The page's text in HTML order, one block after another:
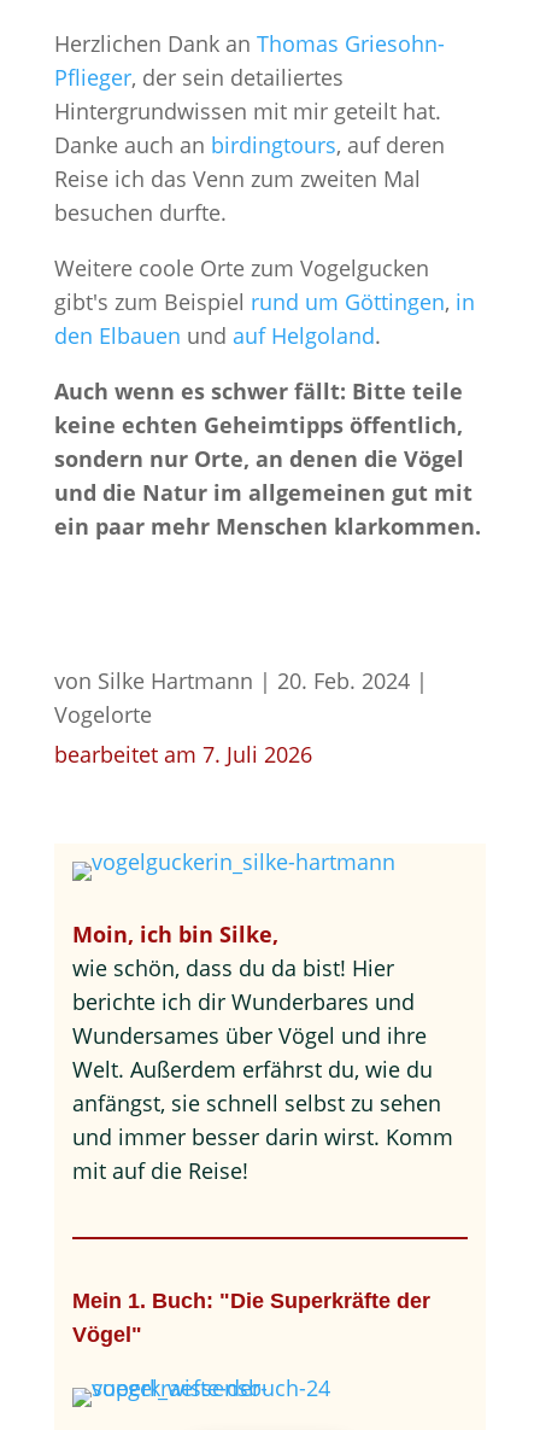
Herzlichen Dank an Thomas Griesohn-
Pflieger, der sein detailiertes
Hintergrundwissen mit mir geteilt hat.
Danke auch an birdingtours, auf deren
Reise ich das Venn zum zweiten Mal
besuchen durfte.
Weitere coole Orte zum Vogelgucken
gibt's zum Beispiel rund um Göttingen, in
den Elbauen und auf Helgoland.
Auch wenn es schwer fällt: Bitte teile
keine echten Geheimtipps öffentlich,
sondern nur Orte, an denen die Vögel
und die Natur im allgemeinen gut mit
ein paar mehr Menschen klarkommen.
von Silke Hartmann | 20. Feb. 2024|
Vogelorte
bearbeitet am 7. Juli 2026
Moin, ich bin Silke,
wie schön, dass du da bist! Hier
berichte ich dir Wunderbares und
Wundersames über Vögel und ihre
Welt. Außerdem erfährst du, wie du
anfängst, sie schnell selbst zu sehen
und immer besser darin wirst. Komm
mit auf die Reise!
Mein 1. Buch: "Die Superkräfte der
Vögel"